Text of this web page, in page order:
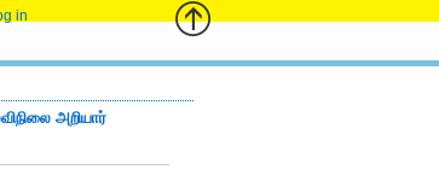
in
அறியார்